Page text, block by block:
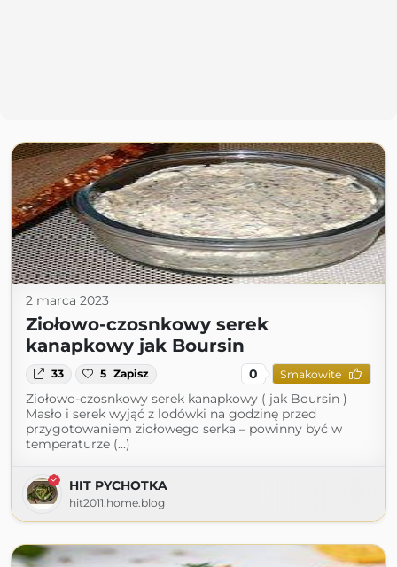
2 marca 2023
Ziołowo-czosnkowy serek
kanapkowy jak Boursin
33 5 Zapisz 0 Smakowite
Ziołowo-czosnkowy serek kanapkowy ( jak Boursin )
Masło i serek wyjąć z lodówki na godzinę przed
przygotowaniem ziołowego serka – powinny być w
temperaturze (...)
HIT PYCHOTKA
hit2011.home.blog